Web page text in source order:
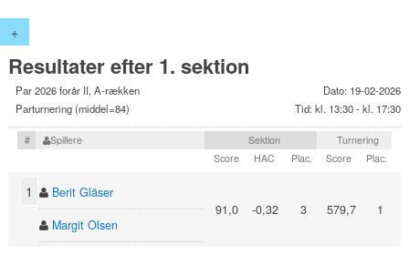
+
Resultater efter 1. sektion
Par 2026 forår II, A-rækken
Parturnering (middel=84)
Dato: 19-02-2026
Tid: kl. 13:30 - kl. 17:30
# Spillere Sektion
Turnering
Score
HAC Plac. Score Plac.
1
Berit Gläser
Margit Olsen
91,0 -0,32 3 579,7 1